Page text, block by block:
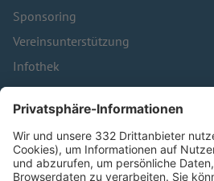
Sponsoring
Vereinsunterstützung
Infothek
Kontakt
HÄUFIG BESUCHTE SEITEN
Pässe und Vereinswechsel